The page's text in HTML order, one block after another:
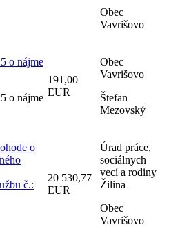
Obec
Vavrišovo
o nájme
o nájme
191,00
EUR
Obec
Vavrišovo
Štefan
Mezovský
o
č.:
20 530,77
EUR
Úrad práce,
sociálnych
vecí a rodiny
Žilina
Obec
Vavrišovo